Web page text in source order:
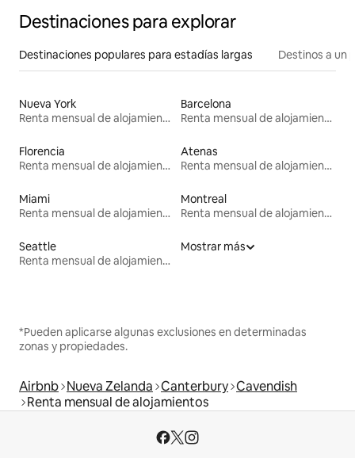
Destinaciones para explorar
Destinaciones populares para estadías largas Destinos a un
Nueva York
Renta mensual de alojamientos
Barcelona
Renta mensual de alojamientos
Florencia
Renta mensual de alojamientos
Atenas
Renta mensual de alojamientos
Miami
Renta mensual de alojamientos
Montreal
Renta mensual de alojamientos
Seattle
Renta mensual de alojamientos
Mostrar más
*Pueden aplicarse algunas exclusiones en determinadas
zonas y propiedades.
Airbnb Nueva Zelanda Canterbury Cavendish
Renta mensual de alojamientos